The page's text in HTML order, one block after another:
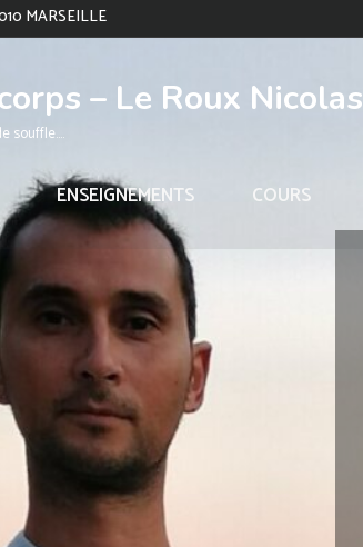
MARSEILLE
– Le Roux Nicolas
souffle….
ENSEIGNEMENTS COURS